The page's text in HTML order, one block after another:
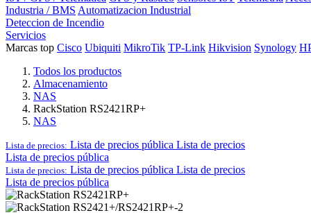
Industria / BMS Automatizacion Industrial
Deteccion de Incendio
Servicios
Marcas top Cisco Ubiquiti MikroTik TP-Link Hikvision Synology
Todos los productos
Almacenamiento
NAS
RackStation ​RS2421RP+
NAS
Lista de precios: Lista de precios pública Lista de precios
Lista de precios pública
Lista de precios: Lista de precios pública Lista de precios
Lista de precios pública